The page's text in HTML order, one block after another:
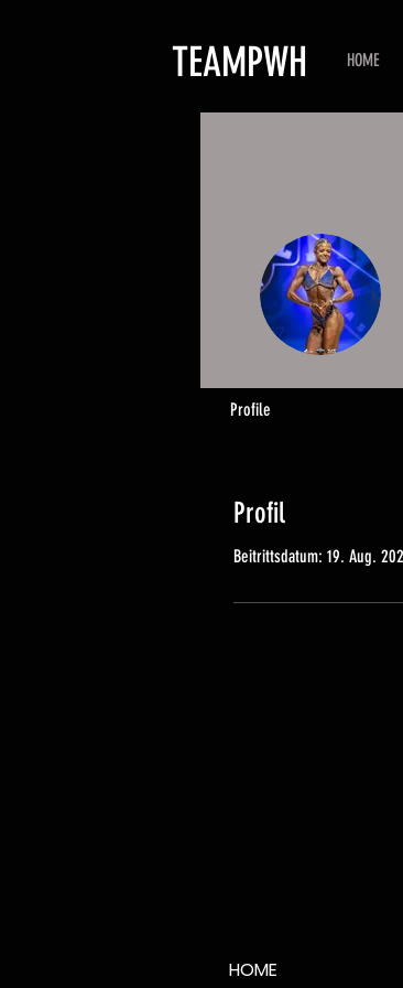
TEAMPWH HOME
Profil
Beitrittsdatum: 19. Aug.
Profile
HOME